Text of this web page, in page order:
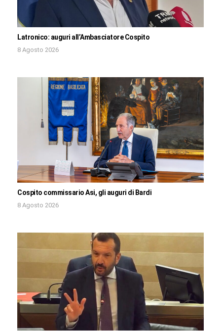
Latronico: auguri all’Ambasciatore Cospito
8 Agosto 2026
Cospito commissario Asi, gli auguri di Bardi
8 Agosto 2026